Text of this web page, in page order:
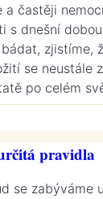
a častěji
s dnešní
zjistíme,
se neustále
po celém
pravidla
se zabýváme